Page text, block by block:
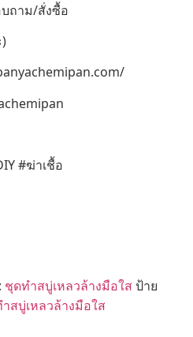
ถาม/สั่งซื้อ
#ฆ่าเชื้อ
ชุดทำสบู่เหลวล้างมือใสป้าย
สบู่เหลวล้างมือใส